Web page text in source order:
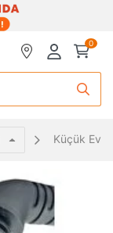
0
Küçük Ev